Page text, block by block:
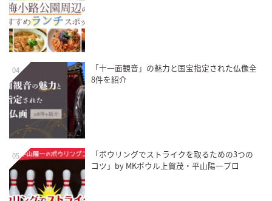
04
「十一面観音」の魅力と国宝指定された仏像全
8件を紹介
05
「ボウリングでストライクを取るための3つの
コツ」by MKボウル上賀茂・平山陽一プロ